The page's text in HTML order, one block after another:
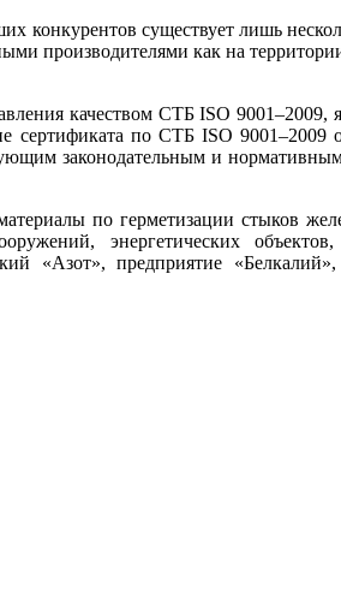
конкурентов существует лишь
производителями как на
качеством СТБ ISO 9001–2009,
по СТБ ISO 9001–2009
законодательным и
по герметизации стыков
энергетических объектов,
«Азот», предприятие